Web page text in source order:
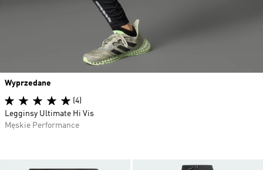
Wyprzedane
(4)
Legginsy Ultimate Hi Vis
Męskie Performance